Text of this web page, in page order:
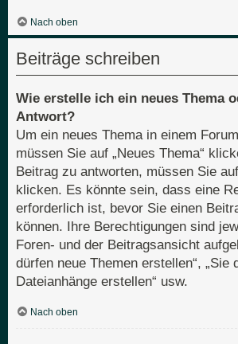
Nach oben
Beiträge schreiben
Wie erstelle ich ein neues Thema
Antwort?
Um ein neues Thema in einem
müssen Sie auf „Neues Thema“
Beitrag zu antworten, müssen Sie
klicken. Es könnte sein, dass eine
erforderlich ist, bevor Sie einen
können. Ihre Berechtigungen sind
Foren- und der Beitragsansicht
dürfen neue Themen erstellen“, „Sie
Dateianhänge erstellen“ usw.
Nach oben